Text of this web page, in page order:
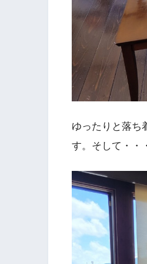
ゆったりと落ち
す。そして・・・